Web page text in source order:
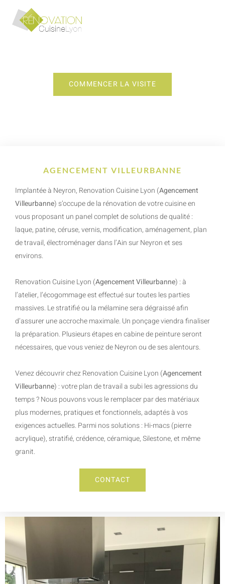
COMMENCER LA VISITE
AGENCEMENT VILLEURBANNE
Implantée à Neyron, Renovation Cuisine Lyon (Agencement
Villeurbanne) s’occupe de la rénovation de votre cuisine en
vous proposant un panel complet de solutions de qualité :
laque, patine, céruse, vernis, modification, aménagement, plan
de travail, électroménager dans l’Ain sur Neyron et ses
environs.
Renovation Cuisine Lyon (Agencement Villeurbanne) : à
l’atelier, l’écogommage est effectué sur toutes les parties
massives. Le stratifié ou la mélamine sera dégraissé afin
d’assurer une accroche maximale. Un ponçage viendra finaliser
la préparation. Plusieurs étapes en cabine de peinture seront
nécessaires, que vous veniez de Neyron ou de ses alentours.
Venez découvrir chez Renovation Cuisine Lyon (Agencement
Villeurbanne) : votre plan de travail a subi les agressions du
temps ? Nous pouvons vous le remplacer par des matériaux
plus modernes, pratiques et fonctionnels, adaptés à vos
exigences actuelles. Parmi nos solutions : Hi-macs (pierre
acrylique), stratifié, crédence, céramique, Silestone, et même
granit.
CONTACT